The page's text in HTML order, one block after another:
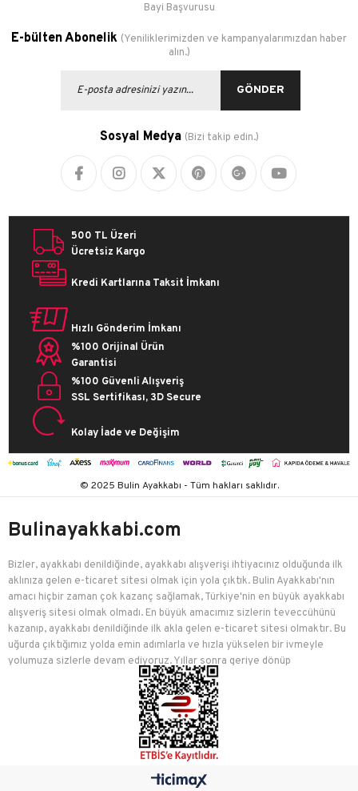
Bayi Başvurusu
E-bülten Abonelik (Yeniliklerimizden ve kampanyalarımızdan haber
alın.)
GÖNDER
Sosyal Medya (Bizi takip edin.)
500 TL Üzeri
Ücretsiz Kargo
Kredi Kartlarına Taksit İmkanı
Hızlı Gönderim İmkanı
%100 Orijinal Ürün
Garantisi
%100 Güvenli Alışveriş
SSL Sertifikası, 3D Secure
Kolay İade ve Değişim
© 2025 Bulin Ayakkabı - Tüm hakları saklıdır.
Bulinayakkabi.com
Bizler, ayakkabı denildiğinde, ayakkabı alışverişi ihtiyacınız olduğunda ilk
aklınıza gelen e-ticaret sitesi olmak için yola çıktık. Bulin Ayakkabı'nın
amacı hiçbir zaman çok kazanç sağlamak, Türkiye'nin en büyük ayakkabı
alışveriş sitesi olmak olmadı. En büyük amacımız sizlerin teveccühünü
kazanıp, ayakkabı denildiğinde ilk akla gelen e-ticaret sitesi olmaktır. Bu
uğurda çıktığımız yolda emin adımlarla ve hızla yükselen bir ivmeyle
yolumuza sizlerle devam ediyoruz. Yıllar sonra geriye dönüp
baktığımızda birçok mutlu müşteriyi edindiğimiz için çok mutluyuz.
Bulin Ayakkabı, kadınlar, erkekler, çocuklar için ayakkabı, çanta, spor
malzemesi, giyim ve aksesuar ürünlerini en bol çeşit, en uygun fiyat
mantelitesi ile sizlere sunmak için çaba sarf etmektedir. Modayı takip
eden her kesimden insanın ayakkabı, çanta, aksesuar ve giyim üzerine
en bol çeşit, en uygun fiyatlarla bulabileceği Bulin Ayakkabı, yıllardır